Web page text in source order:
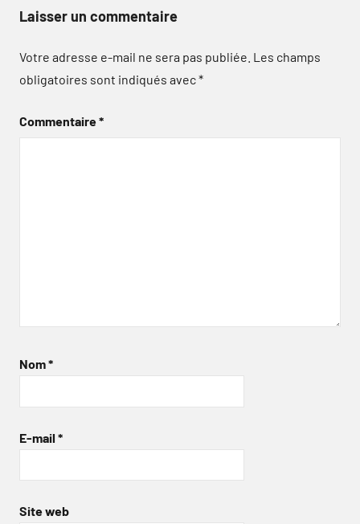
Laisser un commentaire
Votre adresse e-mail ne sera pas publiée. Les champs
obligatoires sont indiqués avec*
Commentaire*
Nom*
E-mail *
Site web